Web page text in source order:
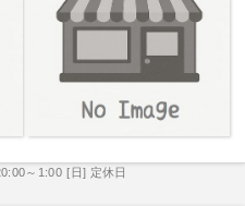
～1:00 [日] 定休日